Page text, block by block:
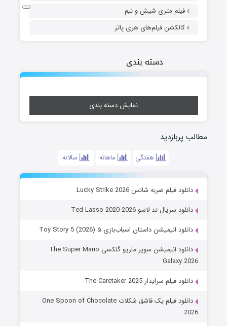
فیلم متری شیش و نیم
کالکشن فیلم‌های هری پاتر
دسته بندی
نمایش دسته بندی
مطالب پربازدید
هفتگی ماهانه سالانه
دانلود فیلم ضربه شانس Lucky Strike 2026
دانلود سریال تد لاسو Ted Lasso 2020-2026
دانلود انیمیشن داستان اسباب‌بازی ۵ Toy Story 5 (2026)
دانلود انیمیشن سوپر ماریو گلکسی The Super Mario
Galaxy 2026
دانلود فیلم سرایدار The Caretaker 2025
دانلود فیلم یک قاشق شکلات One Spoon of Chocolate
2026